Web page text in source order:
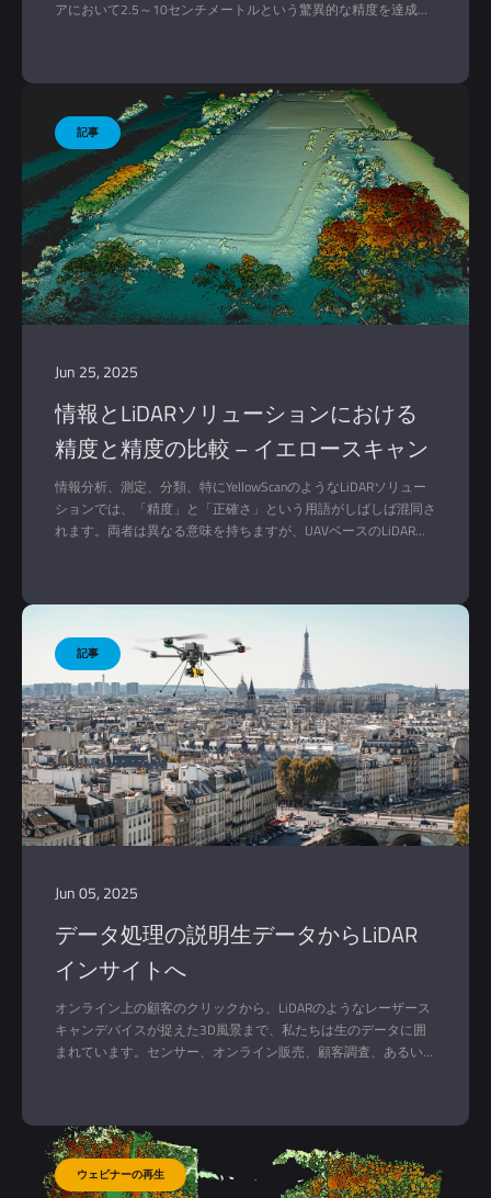
Jun 25, 2025
情報とLiDARソリューションにおける
精度と精度の比較 – イエロースキャン
情報分析、測定、分類、特にYellowScanのようなLiDARソリュー
ションでは、「精度」と「正確さ」という用語がしばしば混同さ
れます。両者は異なる意味を持ちますが、UAVベースのLiDARマ
アにおいて2.5～10センチメートルという驚異的な精度を達成し
Jun 05, 2025
データ処理の説明生データからLiDAR
インサイトへ
オンライン上の顧客のクリックから、LiDARのようなレーザース
キャンデバイスが捉えた3D風景まで、私たちは生のデータに囲
まれています。センサー、オンライン販売、顧客調査、あるいは